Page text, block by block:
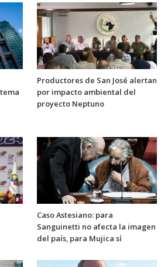
Productores de San José alertan
por impacto ambiental del
proyecto Neptuno
Caso Astesiano: para
Sanguinetti no afecta la imagen
del país, para Mujica sí